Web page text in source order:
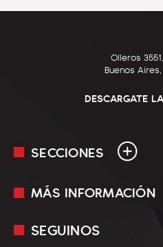
Olleros
Buenos
DESCARGATE
SECCIONES
En Vivo
MÁS INFORMACIÓN
Mediakit
SEGUINOS